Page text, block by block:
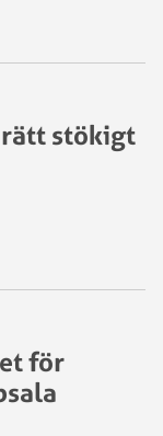
rätt stökigt
för